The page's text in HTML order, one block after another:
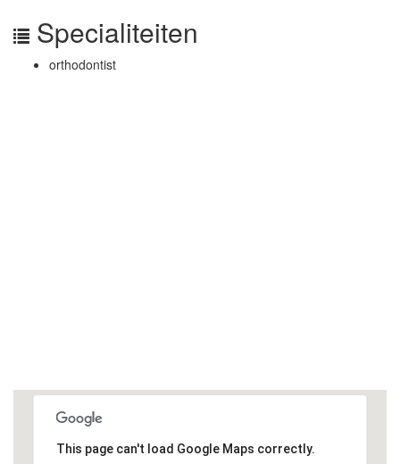
Specialiteiten
orthodontist
This page can't load Google Maps correctly.